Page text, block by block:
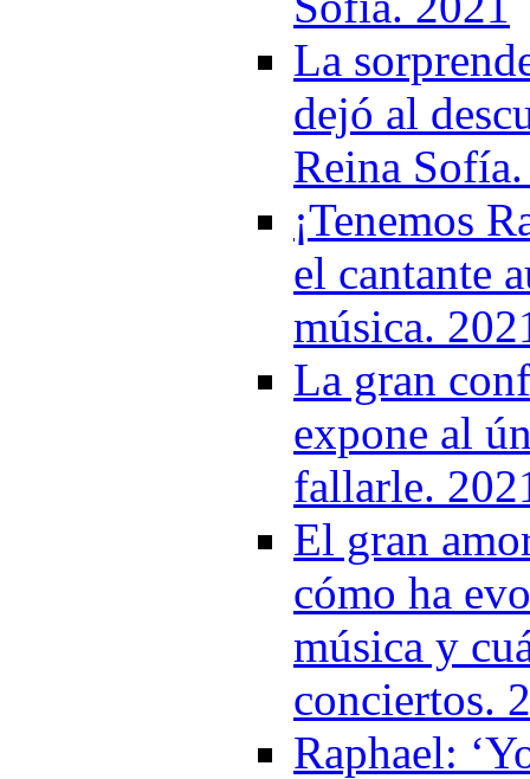
La
dejó al
Reina
¡Tenemos
el cantante
música.
La gran
expone al
fallarle.
El gran
cómo ha
música y
conciertos.
Raphael: